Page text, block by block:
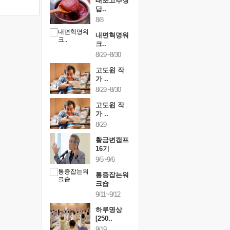
담..
8/8
내면혁명워
크..
8/29~8/30
고도원 작
가 ..
8/29~8/30
고도원 작
가 ..
8/29
황금변캠프
16기
9/5~9/6
통증잡는워
크숍
9/11~9/12
하루명상
[250..